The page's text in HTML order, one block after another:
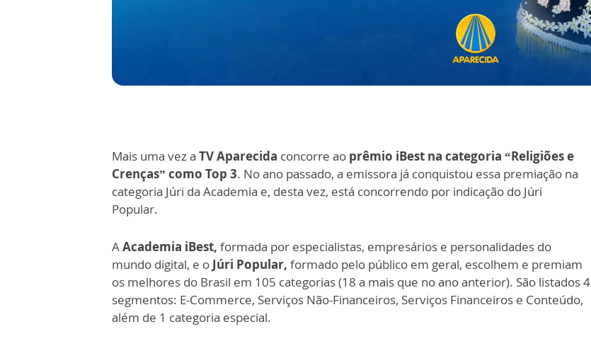
Mais uma vez a TV Aparecida concorre ao prêmio iBest na categoria “Religiões e
Crenças” como Top 3. No ano passado, a emissora já conquistou essa premiação na
categoria Júri da Academia e, desta vez, está concorrendo por indicação do Júri
Popular.
AAcademia iBest, formada por especialistas, empresários e personalidades do
mundo digital, e o Júri Popular, formado pelo público em geral, escolhem e premiam
os melhores do Brasil em 105 categorias (18 a mais que no ano anterior). São listados 4
segmentos: E-Commerce, Serviços Não-Financeiros, Serviços Financeiros e Conteúdo,
além de 1 categoria especial.